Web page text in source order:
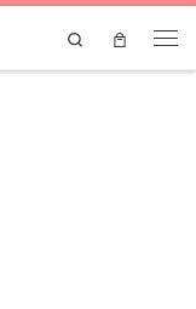
Search